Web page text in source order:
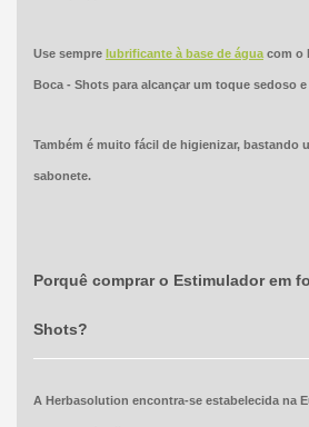
Use sempre lubrificante à base de águacom o
Boca - Shots para alcançar um toque sedoso
Também é muito fácil de higienizar, bastando
sabonete.
Porquê comprar o Estimulador em
Shots?
A Herbasolution encontra-se estabelecida na